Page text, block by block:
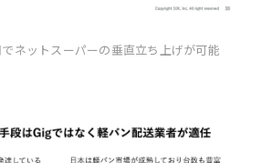
ネットスーパーの垂直立ち上げが可能